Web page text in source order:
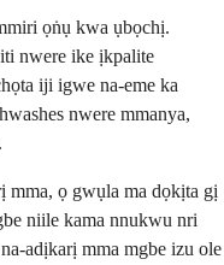
ọṅụ kwa ụbọchị.
nwere ike ịkpalite
iji igwe na-eme ka
nwere mmanya,
mma, ọ gwụla ma dọkịta gị
niile kama nnukwu nri
adịkarị mma mgbe izu ole